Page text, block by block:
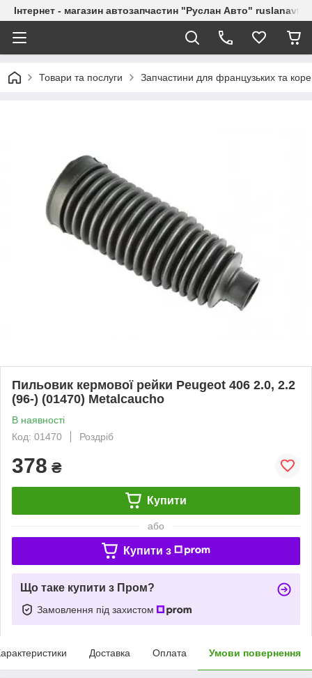
Інтернет - магазин автозапчастин "Руслан Авто"
Товари та послуги Запчастини для французьких та
Пильовик кермової рейки Peugeot 406 2.0, 2.2
(96-) (01470) Metalcaucho
В наявності
Код: 01470
Роздріб
378 ₴
Купити
або
Купити з
Що таке купити з Пром?
Замовлення під захистом
Доставка Оплата Умови повернення